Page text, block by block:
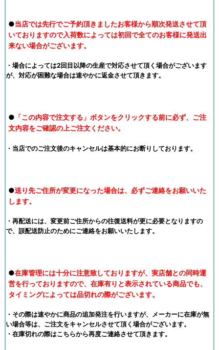
●当店では先行でご予約頂きましたお客様から順次発送させて頂
いておりますので入荷数によっては初回で全てのお客様に発送出
来ない場合がございます。
・場合によっては2回目以降の生産で対応させて頂く場合がございます
が、対応が困難な場合は速やかに返金させて頂きます。
● 「この内容で注文する」ボタンをクリックする前に必ず、ご注
文内容をご確認の上ご注文ください。
・当店でのご注文後のキャンセルは基本的にお断りしております。
●送り先ご住所が変更になった場合は、必ずご連絡をお願いいた
します。
・再配送には、変更前ご住所からの往復送料が更に必要となりますの
で、誤配送防止のためにご連絡をお願いいたします。
●在庫管理には十分に注意致しておりますが、実店舗との同時運
営を行っておりますので、在庫有りと表示されている商品でも、
タイミングによっては品切れの際がございます。
・その際は速やかに商品の追加発注を行いますが、メーカーに在庫が無
い場合等は、ご注文をキャンセルさせて頂く場合がございます。
・在庫切れの際はこちらから再度ご連絡させて頂きます。